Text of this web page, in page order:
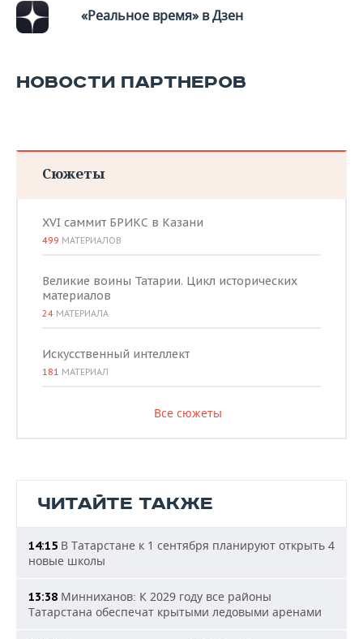
«Реальное время» в Дзен
НОВОСТИ ПАРТНЕРОВ
Сюжеты
XVI саммит БРИКС в Казани
499 МАТЕРИАЛОВ
Великие воины Татарии. Цикл исторических
материалов
24 МАТЕРИАЛА
Искусственный интеллект
181 МАТЕРИАЛ
Все сюжеты
ЧИТАЙТЕ ТАКЖЕ
14:15 В Татарстане к 1 сентября планируют открыть 4
новые школы
13:38 Минниханов: К 2029 году все районы
Татарстана обеспечат крытыми ледовыми аренами